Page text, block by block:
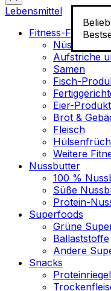
Lebensmittel
Fitness-Food
Nüsse
Aufstriche
Samen
Fisch-
Eier-
Brot &
Fleisch
Weitere
Nussbutter
100 %
Süße
Protein-
Superfoods
Grüne
Ballaststoffe
Andere
Snacks
Proteinriegel